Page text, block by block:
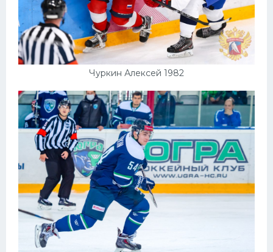
Чуркин Алексей 1982